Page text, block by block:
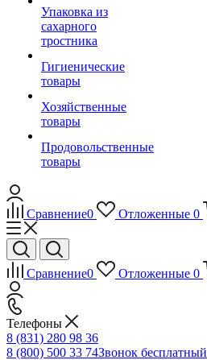
Упаковка из
сахарного
тростника
Гигиенические
товары
Хозяйственные
товары
Продовольственные
товары
Сравнение0 Отложенные 0
Сравнение0 Отложенные 0
Телефоны
8 (831) 280 98 36
8 (800) 500 33 74Звонок бесплатный